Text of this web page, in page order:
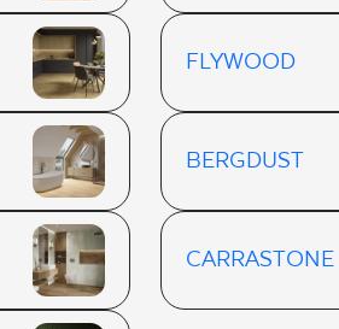
FLYWOOD
BERGDUST
CARRASTONE